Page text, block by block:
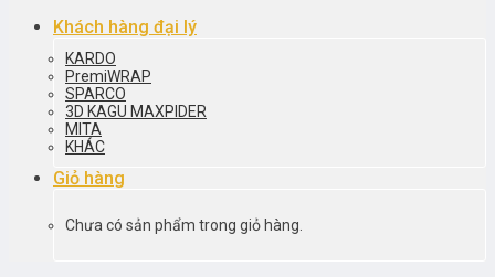
Khách hàng đại lý
KARDO
PremiWRAP
SPARCO
3D KAGU MAXPIDER
MITA
KHÁC
Giỏ hàng
Chưa có sản phẩm trong giỏ hàng.